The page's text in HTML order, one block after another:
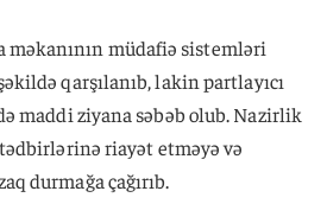
müdafiə sistemləri
qarşılanıb, lakin partlayıcı
maddi ziyana səbəb olub. Nazirlik
riayət etməyə və
durmağa çağırıb.